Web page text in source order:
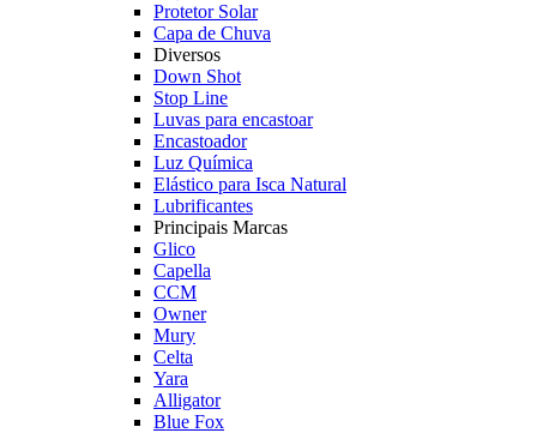
Protetor Solar
Capa de Chuva
Diversos
Down Shot
Stop Line
Luvas para encastoar
Encastoador
Luz Química
Elástico para Isca Natural
Lubrificantes
Principais Marcas
Glico
Capella
CCM
Owner
Mury
Celta
Yara
Alligator
Blue Fox